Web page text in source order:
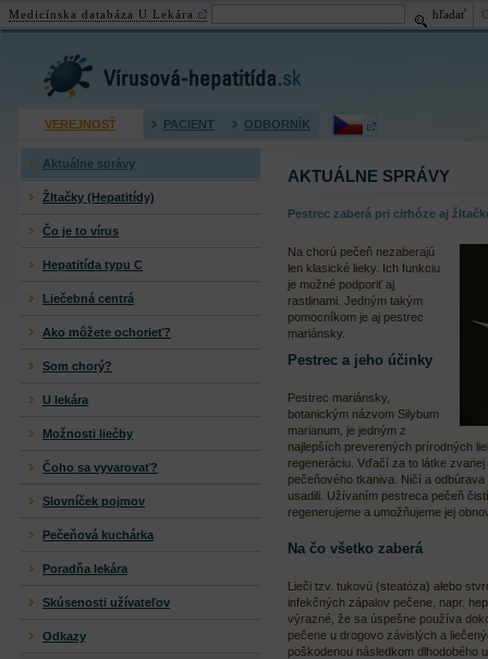
Virusová hepatitída (žltačka)
VEREJNOSŤ PACIENT ODBORNÍK
Aktuálne správy
Žltačky (Hepatitídy)
Čo je to vírus
Hepatitída typu C
Liečebná centrá
Ako môžete ochorieť?
Som chorý?
U lekára
Možnosti liečby
Čoho sa vyvarovať?
Slovníček pojmov
Pečeňová kuchárka
Poradňa lekára
Skúsenosti užívateľov
Odkazy
AKTUÁLNE SPRÁVY
Pestrec zaberá pri cirhóze aj
Na chorú pečeň nezaberajú
len klasické lieky. Ich funkciu
je možné podporiť aj
rastlinami. Jedným takým
pomocníkom je aj pestrec
mariánsky.
Pestrec a jeho účinky
Pestrec mariánsky,
botanickým názvom Silybum
marianum, je jedným z
najlepších preverených prírodných
regeneráciu. Vďačí za to látke
pečeňového tkaniva. Ničí a
usadili. Užívaním pestreca pečeň
regenerujeme a umožňujeme jej
Na čo všetko zaberá
Lieči tzv. tukovú (steatóza) alebo
infekčných zápalov pečene, napr.
výrazné, že sa úspešne používa
pečene u drogovo závislých a
poškodenou následkom dlhodobého
Medicínska databáza U Lekára hľadať